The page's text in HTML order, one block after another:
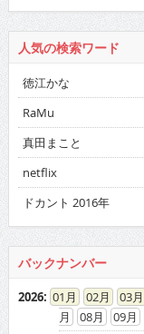
人気の検索ワード
徳江かな
RaMu
真田まこと
netflix
ドカント 2016年
バックナンバー
2026: 01 02 03
08
09